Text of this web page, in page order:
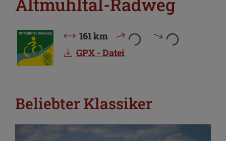
161 km
GPX - Datei
Beliebter Klassiker